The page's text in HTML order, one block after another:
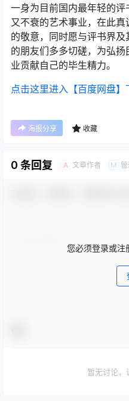
一身为目前国内最年轻的
又不衰的艺术事业，在此
的敬意，同时愿与评书界
的朋友们多多切磋，为弘
业贡献自己的毕生精力。
点击这里进入【百度网盘】
海报分享 收藏
0 条回复 A 文章作者 M
您必须登录或注
暂无讨论，